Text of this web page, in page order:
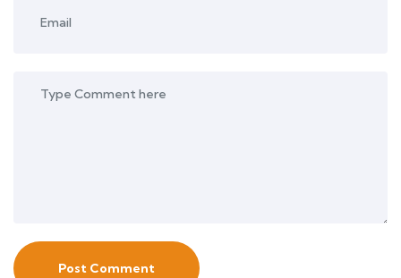
Post Comment